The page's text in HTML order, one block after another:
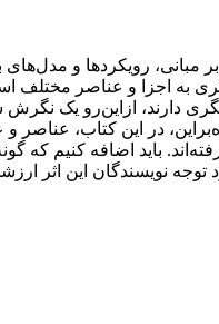
مبانی، رویکردها و مدل‌های
به اجزا و عناصر مختلف
دارند، ازاین‌رو یک
در این کتاب، عناصر و
باید اضافه کنیم که
نویسندگان این اثر